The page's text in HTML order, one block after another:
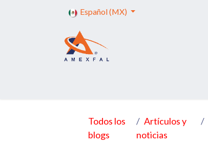
Español (MX)
Todos los
blogs
Artículos y
noticias